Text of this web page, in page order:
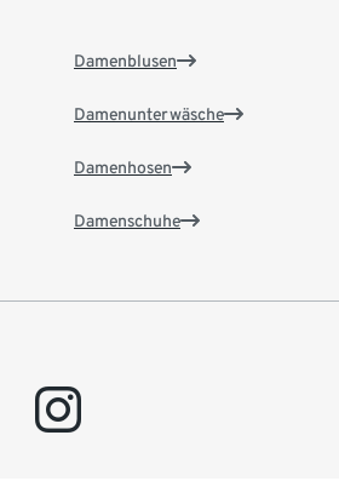
Damenblusen
Damenunterwäsche
Damenhosen
Damenschuhe
instagram